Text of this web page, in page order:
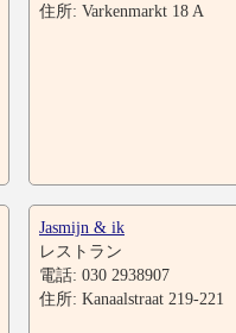
住所: Varkenmarkt 18 A
Jasmijn & ik
レストラン
電話: 030 2938907
住所: Kanaalstraat 219-221